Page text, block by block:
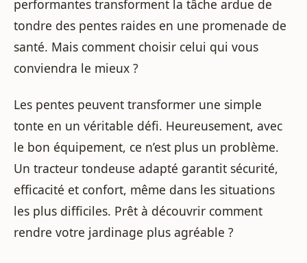
performantes transforment la tâche ardue de
tondre des pentes raides en une promenade de
santé. Mais comment choisir celui qui vous
conviendra le mieux ?
Les pentes peuvent transformer une simple
tonte en un véritable défi. Heureusement, avec
le bon équipement, ce n’est plus un problème.
Un tracteur tondeuse adapté garantit sécurité,
efficacité et confort, même dans les situations
les plus difficiles. Prêt à découvrir comment
rendre votre jardinage plus agréable ?